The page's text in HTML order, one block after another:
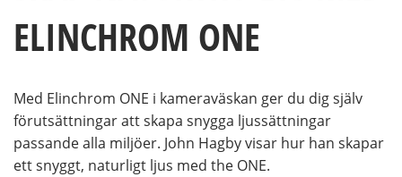
ELINCHROM ONE
Med Elinchrom ONE i kameraväskan ger du dig själv
förutsättningar att skapa snygga ljussättningar
passande alla miljöer. John Hagby visar hur han skapar
ett snyggt, naturligt ljus med the ONE.